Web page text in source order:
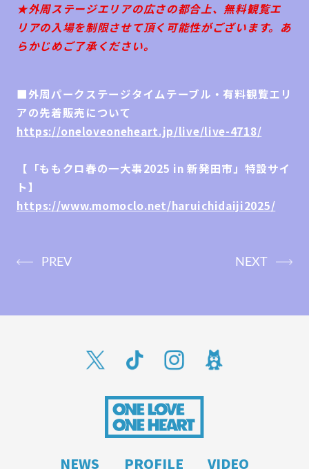
★外周ステージエリアの広さの都合上、無料観覧エ
リアの入場を制限させて頂く可能性がございます。あ
らかじめご了承ください。
■外周パークステージタイムテーブル・有料観覧エリ
アの先着販売について
https://oneloveoneheart.jp/live/live-4718/
【「ももクロ春の一大事2025 in 新発田市」特設サイ
ト】
https://www.momoclo.net/haruichidaiji2025/
PREV NEXT
NEWS PROFILE VIDEO